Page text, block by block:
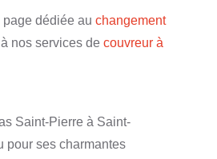
page dédiée au changement
nos services de couvreur à
Saint-Pierre à Saint-
pour ses charmantes